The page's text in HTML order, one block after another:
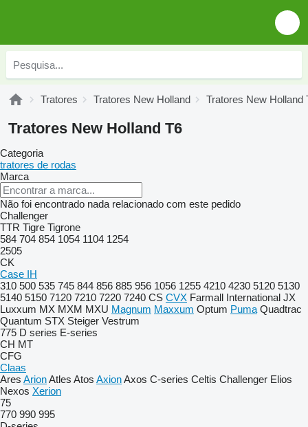
Tratores Tratores New Holland Tratores New Holland
Tratores New Holland T6
Categoria
tratores de rodas
Marca
Não foi encontrado nada relacionado com este pedido
Challenger
TTR Tigre Tigrone
584 704 854 1054 1104 1254
2505
CK
Case IH
310 500 535 745 844 856 885 956 1056 1255 4210 4230 5120 5130
5140 5150 7120 7210 7220 7240 CS CVX Farmall International JX
Luxxum MX MXM MXU Magnum Maxxum Optum Puma Quadtrac
Quantum STX Steiger Vestrum
775 D series E-series
CH MT
CFG
Claas
Ares ArionAtles Atos AxionAxos C-series Celtis Challenger Elios
Nexos Xerion
75
770 990 995